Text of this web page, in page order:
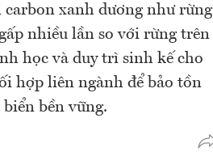
xanh dương như rừng
nhiều lần so với rừng trên
học và duy trì sinh kế cho
hợp liên ngành để bảo tồn
bền vững.